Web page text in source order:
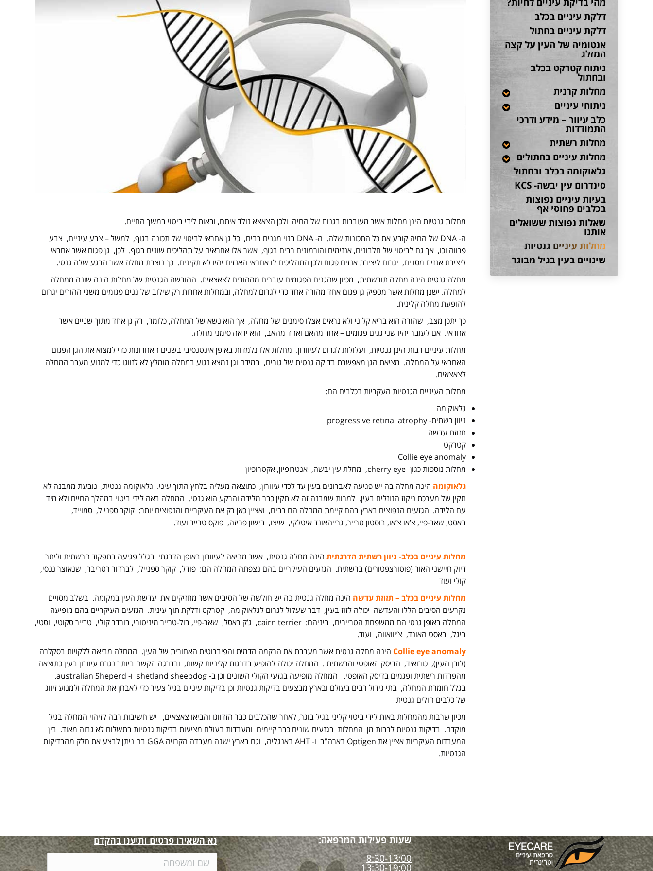
מחלות גנטיות הינן מחלות אשר מעוברות בגנום של החיה ולכן הצאצא נולד איתם, ובאות לידי ביטוי במשך החיים.
ה- DNA של החיה קובע את כל התכונות שלה. ה- DNA בנוי מגנים רבים, כל גן אחראי לביטוי של תכונה בגוף, למשל – צבע עיניים, צבע
פרווה וכו, אך גם לביטוי של חלבונים, אנזימים והורמונים רבים בגוף, אשר אלו אחראים על תהליכים שונים בגוף. לכן, גן פגום אשר אחראי
ליצירת אנזים מסויים, יגרום ליצירת אנזים פגום ולכן התהליכים לו אחראי האנזים יהיו לא תקינים. כך נוצרת מחלה אשר הרגע שלה גנטי.
מחלה גנטית הינה מחלה תורשתית, מכיון שהגנים הפגומים עוברים מההורים לצאצאים. ההורשה הגנטית של מחלות הינה שונה ממחלה
למחלה. ישנן מחלות אשר מספיק גן פגום אחד מהורה אחד כדי לגרום למחלה, ובמחלות אחרות רק שילוב של גנים פגומים משני ההורים יגרום
להופעת מחלה קלינית.
כך יתכן מצב, שהורה הוא בריא קליני ולא נראים אצלו סימנים של מחלה, אך הוא נשא של המחלה, כלומר, רק גן אחד מתוך שניים אשר
אחראי. אם לעובר יהיו שני גנים פגומים – אחד מהאם ואחד מהאב, הוא יראה סימני מחלה.
מחלות עיניים רבות הינן גנטיות, ועלולות לגרום לעיוורון. מחלות אלו נלמדות באופן אינטנסיבי בשנים האחרונות כדי למצוא את הגן הפגום
האחראי על המחלה. מציאת הגן מאפשרת בדיקה גנטית של גורים, במידה וגן נמצא נגוע במחלה מומלץ לא לזווגו כדי למנוע מעבר המחלה
לצאצאים.
מחלות העיניים הגנטיות העקריות בכלבים הם:
גלאוקומה
ניוון רשתית- progressive retinal atrophy
תזוזת עדשה
קטרקט
Collie eye anomaly
מחלות נוספות כגון- cherry eye, מחלת עין יבשה, אנטרופיון, אקטרופיון
גלאוקומה הינה מחלה בה יש פגיעה לאברונים בעין עד לכדי עיוורון, כתוצאה מעליה בלחץ התוך עיני. גלאוקומה גנטית, נובעת ממבנה לא
תקין של מערכת ניקוז הנוזלים בעין. למרות שמבנה זה לא תקין כבר מלידה והרקע הוא גנטי, המחלה באה לידי ביטוי במהלך החיים ולא מיד
עם הלידה. הגזעים הנפוצים בארץ בהם קיימת המחלה הם רבים, ואציין כאן רק את העיקריים והנפוצים יותר: קוקר ספנייל, סמוייד,
באסט, שאר-פיי, צ’או צ’או, בוסטון טרייר, גרייהאונד איטלקי, שיצו, בישון פריזה, פוקס טרייר ועוד.
מחלות עיניים בכלב- ניוון רשתית הדרגתית הינה מחלה גנטית, אשר מביאה לעיוורון באופן הדרגתי בגלל פגיעה בתפקוד הרשתית וליתר
דיוק חיישני האור (פוטורצפטורים) ברשתית. הגזעים העיקריים בהם נצפתה המחלה הם: פודל, קוקר ספנייל, לברדור רטריבר, שנאוצר ננסי,
קולי ועוד
מחלות עיניים בכלב – תזוזת עדשה הינה מחלה גנטית בה יש חולשה של הסיבים אשר מחזיקים את עדשת העין במקומה. בשלב מסויים
נקרעים הסיבים הללו והעדשה יכולה לזוז בעין, דבר שעלול לגרום לגלאוקומה, קטרקט ודלקת תוך עינית. הגזעים העיקריים בהם מופיעה
המחלה באופן גנטי הם ממשפחת הטריירים, ביניהם: cairn terrier, ג’ק ראסל, שאר-פיי, בול-טרייר מיניטורי, בורדר קולי, טרייר סקוטי, וסטי,
ביגל, באסט האונד, צ’יוואווה, ועוד.
Collie eye anomaly הינה מחלה גנטית אשר מערבת את הרקמה הדמית והפיברוטית האחורית של העין. המחלה מביאה ללקויות בסקלרה
(לובן העין), כורואיד, הדיסק האופטי והרשתית . המחלה יכולה להופיע בדרגות קליניות קשות, ובדרגה הקשה ביותר נגרם עיוורון בעין כתוצאה
מהפרדות רשתית ופגמים בדיסק האופטי. המחלה מופיעה בגזעי הקולי השונים וכן ב- shetland sheepdog ו- australian Sheperd.
בגלל חומרת המחלה, בתי גידול רבים בעולם ובארץ מבצעים בדיקות גנטיות וכן בדיקות עיניים בגיל צעיר כדי לאבחן את המחלה ולמנוע זיווג
של כלבים חולים גנטית.
מכיון שרבות מהמחלות באות לידי ביטוי קליני בגיל בוגר, לאחר שהכלבים כבר הזדווגו והביאו צאצאים, יש חשיבות רבה לזיהוי המחלה בגיל
מוקדם. בדיקות גנטיות לרבות מן המחלות בגזעים שונים כבר קיימים ומעבדות בעולם מציעות בדיקות גנטיות בתשלום לא גבוה מאוד. בין
המעבדות העיקריות אציין את Optigen בארה”ב ו- AHT באנגליה, וגם בארץ ישנה מעבדה הקרויה GGA בה ניתן לבצע את חלק מהבדיקות
הגנטיות.
דלקת עיניים בכלב
דלקת עיניים בחתול
אנטומיה של העין על קצה
המזלג
ניתוח קטרקט בכלב
ובחתול
מחלות קרנית
ניתוחי עיניים
כלב עיוור – מידע ודרכי
התמודדות
מחלות רשתית
מחלות עיניים בחתולים
גלאוקומה בכלב ובחתול
סינדרום עין יבשה- KCS
בעיות עיניים נפוצות
בכלבים פחוסי אף
שאלות נפוצות ששואלים
אותנו
מחלות עיניים גנטיות
שינויים בעין בגיל מבוגר
שעות פעילות המרפאה:
8:30-13:00
13:30-19:00
נא השאירו פרטים ותיענו בהקדם